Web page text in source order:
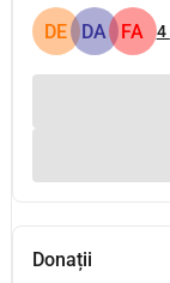
DE DA FA 4
Donații